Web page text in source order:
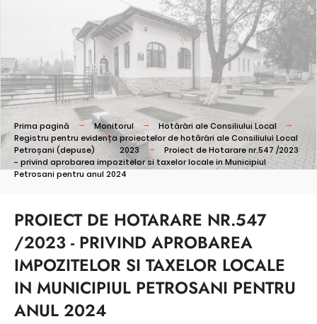
Prima pagină Monitorul
Hotărâri ale Consiliului Local
Registru pentru evidența proiectelor de hotărâri ale Consiliului Local
Petroșani (depuse)
2023
Proiect de Hotarare nr.547 /2023
- privind aprobarea impozitelor si taxelor locale in Municipiul
Petrosani pentru anul 2024
PROIECT DE HOTARARE NR.547
/2023 - PRIVIND APROBAREA
IMPOZITELOR SI TAXELOR LOCALE
IN MUNICIPIUL PETROSANI PENTRU
ANUL 2024